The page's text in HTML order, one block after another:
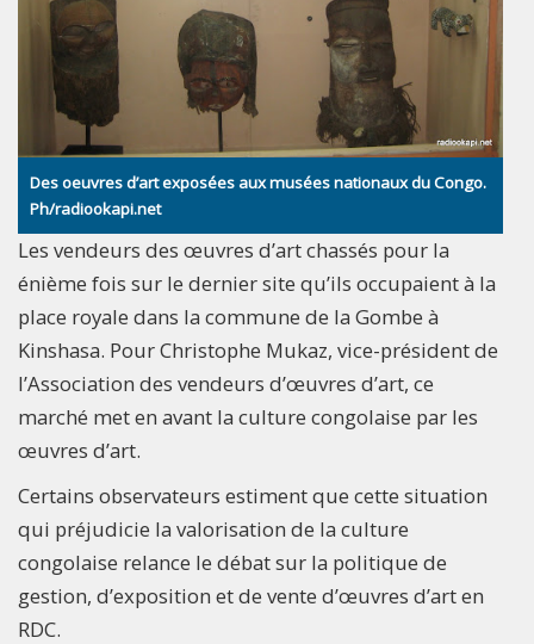
Des oeuvres d’art exposées aux musées nationaux du Congo.
Ph/radiookapi.net
Les vendeurs des œuvres d’art chassés pour la
énième fois sur le dernier site qu’ils occupaient à la
place royale dans la commune de la Gombe à
Kinshasa. Pour Christophe Mukaz, vice-président de
l’Association des vendeurs d’œuvres d’art, ce
marché met en avant la culture congolaise par les
œuvres d’art.
Certains observateurs estiment que cette situation
qui préjudicie la valorisation de la culture
congolaise relance le débat sur la politique de
gestion, d’exposition et de vente d’œuvres d’art en
RDC.